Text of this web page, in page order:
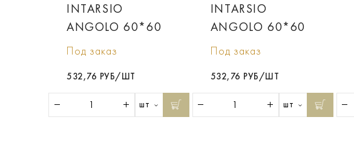
INTARSIO
ANGOLO 60*60
Под заказ
532,76 РУБ/ШТ
шт
INTARSIO
ANGOLO 60*60
Под заказ
532,76 РУБ/ШТ
шт